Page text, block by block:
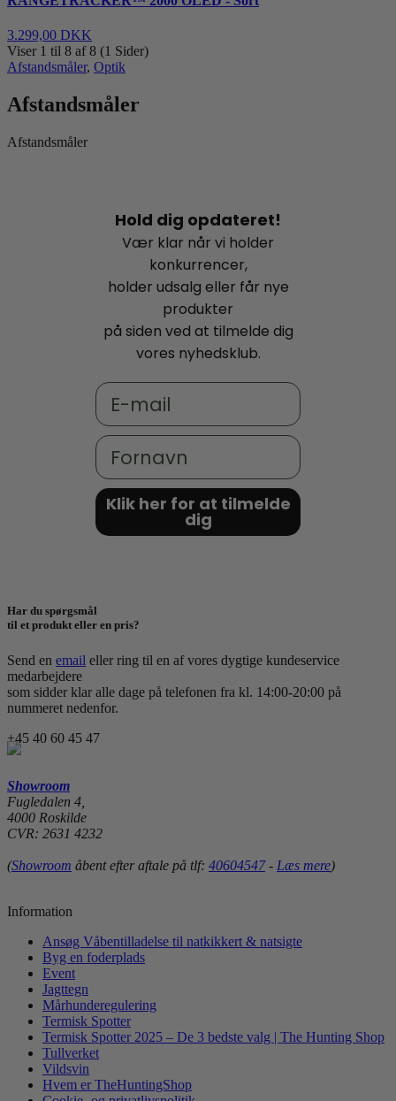
3.299,00 DKK
Viser 1 til 8 af 8 (1 Sider)
Afstandsmåler, Optik
Afstandsmåler
Afstandsmåler
Hold dig opdateret!
Vær klar når vi holder
konkurrencer,
holder udsalg eller får nye
produkter
på siden ved at tilmelde dig
vores nyhedsklub.
Email
Fornavn
Klik her for at tilmelde
dig
Har du spørgsmål
til et produkt eller en pris?
Send en email eller ring til en af vores dygtige kundeservice
medarbejdere
som sidder klar alle dage på telefonen fra kl. 14:00-20:00 på
nummeret nedenfor.
+45 40 60 45 47
Showroom
Fugledalen 4,
4000 Roskilde
CVR: 2631 4232
(Showroom åbent efter aftale på tlf: 40604547- Læs mere)
Information
Ansøg Våbentilladelse til natkikkert & natsigte
Byg en foderplads
Event
Jagttegn
Mårhunderegulering
Termisk Spotter
Termisk Spotter 2025 – De 3 bedste valg | The Hunting Shop
Tullverket
Vildsvin
Hvem er TheHuntingShop